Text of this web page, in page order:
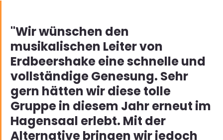
"Wir wünschen den
musikalischen Leiter von
Erdbeershake eine schnelle und
vollständige Genesung. Sehr
gern hätten wir diese tolle
Gruppe in diesem Jahr erneut im
Hagensaal erlebt. Mit der
Alternative bringen wir jedoch